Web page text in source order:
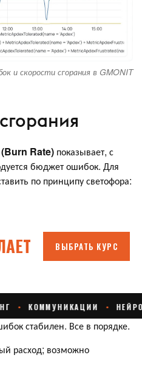
и скорости сгорания в GMONIT
(Burn Rate) показывает, с
бюджет ошибок. Для
по принципу светофора:
стабилен. Все в порядке.
расход; возможно